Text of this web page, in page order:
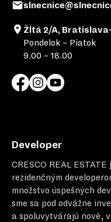
Žltá 2/A,
Pondelok – Piatok
9.00 – 18.00
Developer
CRESCO REAL ESTATE
rezidenčným
množstvo úspešných
sme sa pod odvážne
a spoluvytvárajú nové,